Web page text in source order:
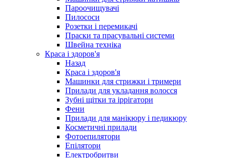
Пароочищувачі
Пилососи
Розетки і перемикачі
Праски та прасувальні системи
Швейна техніка
Краса і здоров'я
Назад
Краса і здоров'я
Машинки для стрижки і тримери
Прилади для укладання волосся
Зубні щітки та іррігатори
Фени
Прилади для манікюру і педикюру
Косметичні прилади
Фотоепилятори
Епілятори
Електробритви